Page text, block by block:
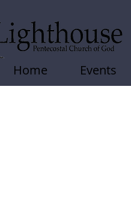
Home Events